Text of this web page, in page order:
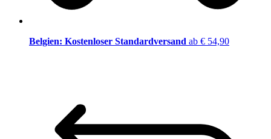
Belgien: Kostenloser Standardversand ab € 54,90